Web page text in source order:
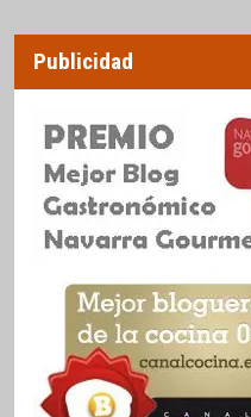
Publicidad